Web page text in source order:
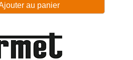
au panier